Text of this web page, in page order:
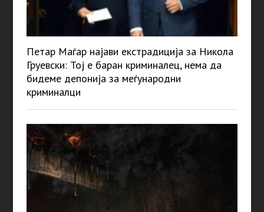
Петар Маѓар најави екстрадиција за Никола
Груевски: Тој е баран криминалец, нема да
бидеме депонија за меѓународни
криминалци